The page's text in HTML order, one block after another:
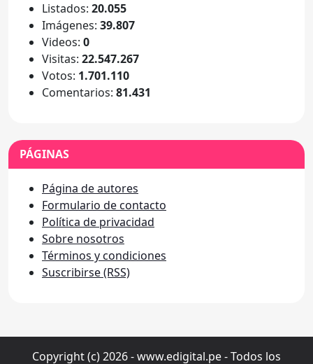
Listados: 20.055
Imágenes: 39.807
Videos: 0
Visitas: 22.547.267
Votos: 1.701.110
Comentarios: 81.431
PÁGINAS
Página de autores
Formulario de contacto
Política de privacidad
Sobre nosotros
Términos y condiciones
Suscribirse (RSS)
Copyright (c) 2026 - www.edigital.pe - Todos los